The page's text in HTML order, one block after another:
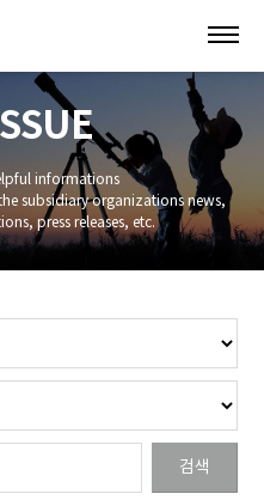
informations
subsidiary organizations news,
press releases, etc.